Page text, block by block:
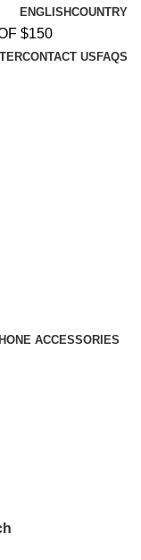
ENGLISHCOUNTRY
$150
CONTACT US FAQS
ACCESSORIES